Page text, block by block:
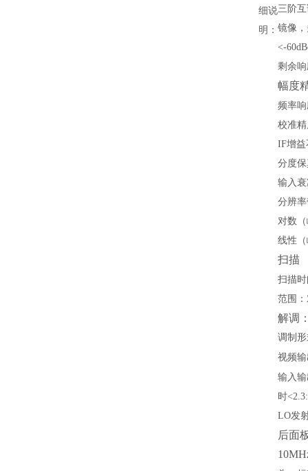
细说
明：
三阶
镜像
<-
剩余
幅度
频率
校准
IF增益
分度
输入
分辨
对数 （
线性 （
扫描
扫描
范围
解调
调制
视频
输入
时
LO发
后面